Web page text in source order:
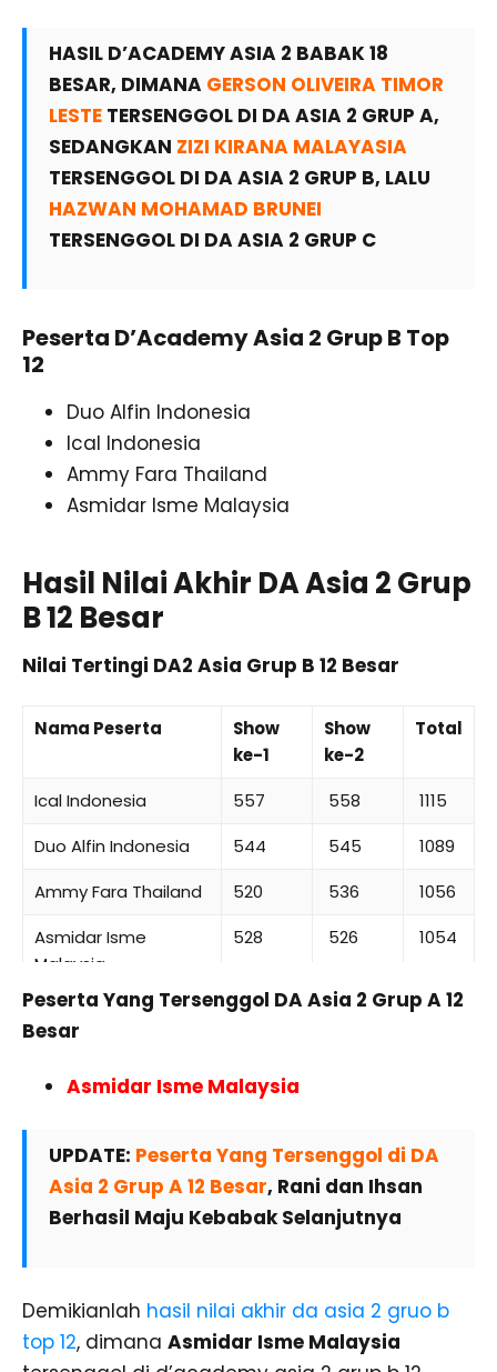
HASIL D’ACADEMY ASIA 2 BABAK 18
BESAR, DIMANA GERSON OLIVEIRA TIMOR
LESTE TERSENGGOL DI DA ASIA 2 GRUP A,
SEDANGKAN ZIZI KIRANA MALAYASIA
TERSENGGOL DI DA ASIA 2 GRUP B, LALU
HAZWAN MOHAMAD BRUNEI
TERSENGGOL DI DA ASIA 2 GRUP C
Peserta D’Academy Asia 2 Grup B Top
12
Duo Alfin Indonesia
Ical Indonesia
Ammy Fara Thailand
Asmidar Isme Malaysia
Hasil Nilai Akhir DA Asia 2 Grup
B 12 Besar
Nilai Tertingi DA2 Asia Grup B 12 Besar
Nama Peserta
Show
ke-1
Show
ke-2
Total
Ical Indonesia 557 558
1115
Duo Alfin Indonesia
544 545
1089
Ammy Fara Thailand
520 536
1056
Asmidar Isme
Malaysia
528 526 1054
Peserta Yang Tersenggol DA Asia 2 Grup A 12
Besar
Asmidar Isme Malaysia
UPDATE: Peserta Yang Tersenggol di DA
Asia 2 Grup A 12 Besar, Rani dan Ihsan
Berhasil Maju Kebabak Selanjutnya
Demikianlah hasil nilai akhir da asia 2 gruo b
top 12, dimana Asmidar Isme Malaysia